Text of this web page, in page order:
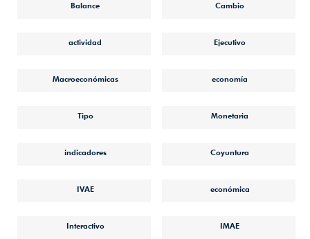
Balance Cambio
actividad Ejecutivo
Macroeconómicas economía
Tipo Monetaria
indicadores Coyuntura
IVAE económica
Interactivo IMAE